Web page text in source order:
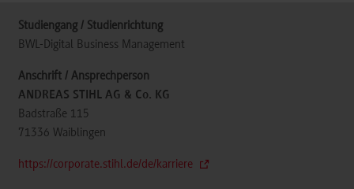
BWL-Digital Business Management
ANDREAS STIHL AG & Co. KG
Badstraße 115
71336 Waiblingen
https://corporate.stihl.de/de/karriere